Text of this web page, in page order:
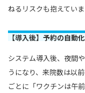
ねるリスクも抱えていま
【導入後】予約の自動
システム導入後、夜間
うになり、来院数は以
ごとに「ワクチンは午